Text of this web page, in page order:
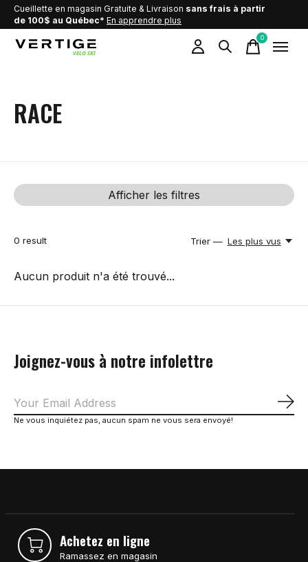
Cueillette en magasin Gratuite & Livraison sans frais à partir
de 100$ au Québec* En apprendre plus
0items
RACE
Afficher les filtres
0 result Trier — Les plus vus
Aucun produit n'a été trouvé...
Joignez-vous à notre infolettre
Ne vous inquiétez pas, aucun spam ne vous sera envoyé!
Achetez en ligne
Ramassez en magasin